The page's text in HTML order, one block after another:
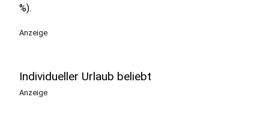
%).
Anzeige
Individueller Urlaub beliebt
Anzeige